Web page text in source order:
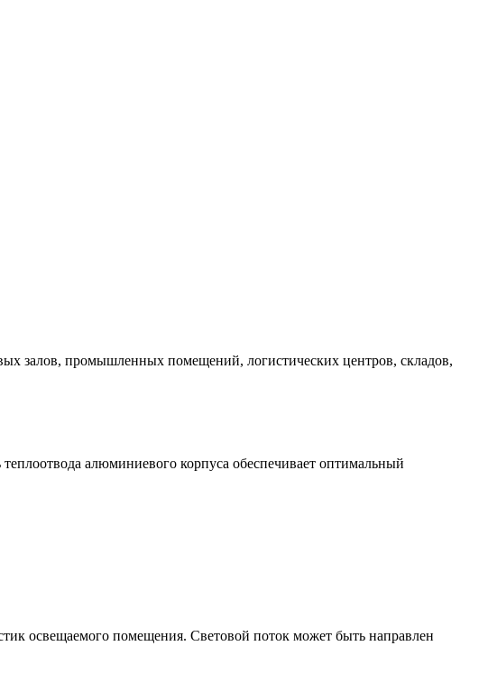
залов, промышленных помещений, логистических центров, складов,
алюминиевого корпуса обеспечивает оптимальный
освещаемого помещения. Световой поток может быть направлен